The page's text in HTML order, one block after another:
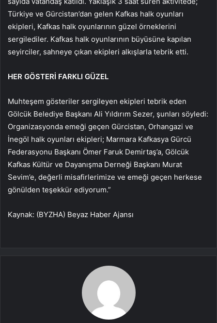
Türkiye ve Gürcistan’dan gelen Kafkas halk oyunları
ekipleri, Kafkas halk oyunlarının güzel örneklerini
sergilediler. Kafkas halk oyunlarının büyüsüne kapılan
seyirciler, sahneye çıkan ekipleri alkışlarla tebrik etti.
HER GÖSTERİ FARKLI GÜZEL
Muhteşem gösteriler sergileyen ekipleri tebrik eden
Gölcük Belediye Başkanı Ali Yıldırım Sezer, şunları söyledi:
Organizasyonda emeği geçen Gürcistan, Orhangazi ve
İnegöl halk oyunları ekipleri; Marmara Kafkasya Gürcü
Federasyonu Başkanı Ömer Faruk Demirtaş’a, Gölcük
Kafkas Kültür ve Dayanışma Derneği Başkanı Murat
Sevim’e, değerli misafirlerimize ve emeği geçen herkese
gönülden teşekkür ediyorum.”
Kaynak: (BYZHA) Beyaz Haber Ajansı